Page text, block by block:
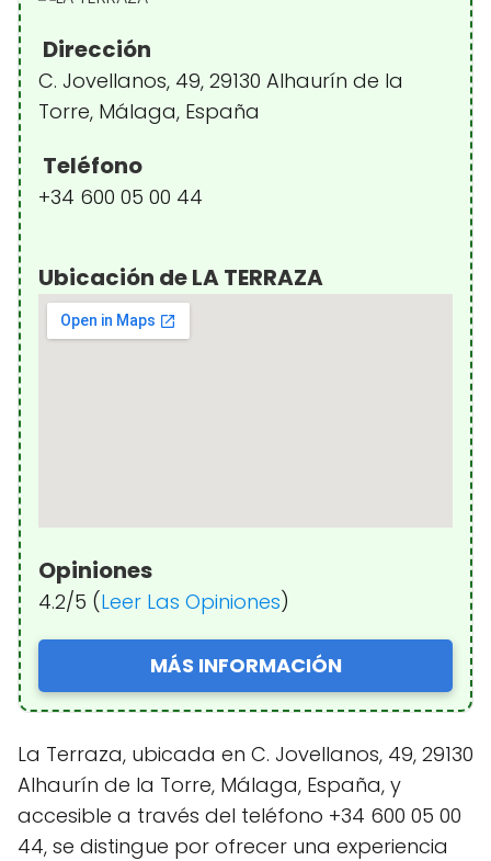
Dirección
C. Jovellanos, 49, 29130 Alhaurín de la
Torre, Málaga, España
Teléfono
+34 600 05 00 44
Ubicación de LA TERRAZA
Opiniones
4.2/5 (Leer Las Opiniones)
MÁS INFORMACIÓN
La Terraza, ubicada en C. Jovellanos, 49, 29130
Alhaurín de la Torre, Málaga, España, y
accesible a través del teléfono +34 600 05 00
44, se distingue por ofrecer una experiencia